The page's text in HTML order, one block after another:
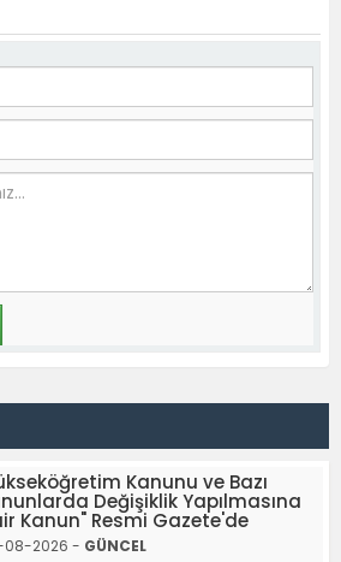
Kanunu ve Bazı
Değişiklik Yapılmasına
Kanun" Resmi Gazete'de
08-2026 - GÜNCEL